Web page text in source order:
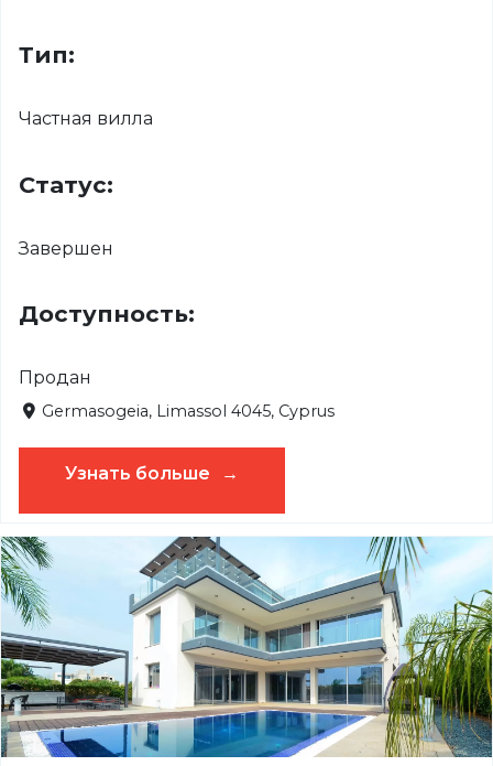
Тип:
Частная вилла
Статус:
Завершен
Доступность:
Продан
Germasogeia, Limassol 4045, Cyprus
Узнать больше